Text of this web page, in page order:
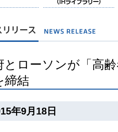
とローソンが「高
締結
年9月18日